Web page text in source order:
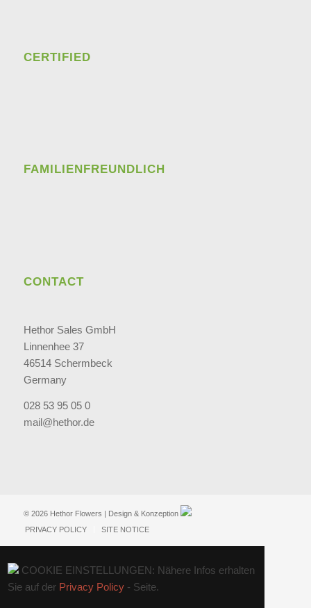
CERTIFIED
FAMILIENFREUNDLICH
CONTACT
Hethor Sales GmbH
Linnenhee 37
46514 Schermbeck
Germany
028 53 95 05 0
mail@hethor.de
© 2026 Hethor Flowers | Design & Konzeption
PRIVACY POLICY
SITE NOTICE
COOKIE EINSTELLUNGEN: Nähere Infos erhalten
Sie auf der Privacy Policy- Seite.